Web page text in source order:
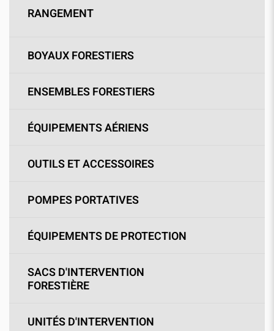
RANGEMENT
BOYAUX FORESTIERS
ENSEMBLES FORESTIERS
ÉQUIPEMENTS AÉRIENS
OUTILS ET ACCESSOIRES
POMPES PORTATIVES
ÉQUIPEMENTS DE PROTECTION
SACS D'INTERVENTION
FORESTIÈRE
UNITÉS D'INTERVENTION